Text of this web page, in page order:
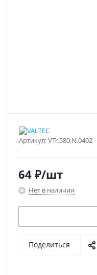
Артикул:VTr.580.N.0402
64 ₽/шт
Нет в наличии
Поделиться